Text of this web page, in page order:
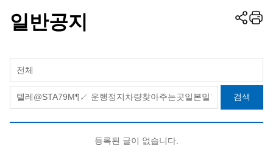
일반공지
전체
검색
등록된 글이 없습니다.